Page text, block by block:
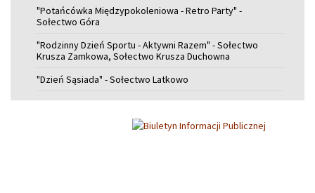
"Potańcówka Międzypokoleniowa - Retro Party" -
Sołectwo Góra
"Rodzinny Dzień Sportu - Aktywni Razem" - Sołectwo
Krusza Zamkowa, Sołectwo Krusza Duchowna
"Dzień Sąsiada" - Sołectwo Latkowo